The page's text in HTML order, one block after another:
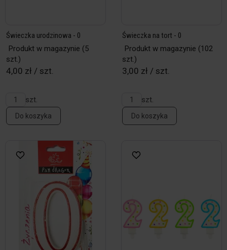
Świeczka urodzinowa - 0
Produkt w magazynie (5
szt.)
4,00 zł / szt.
szt.
Do koszyka
Świeczka na tort - 0
Produkt w magazynie (102
szt.)
3,00 zł / szt.
szt.
Do koszyka